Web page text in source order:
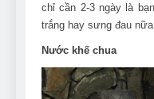
chỉ cần 2-3 ngày là
trắng hay sưng đau nữa.
Nước khế chua